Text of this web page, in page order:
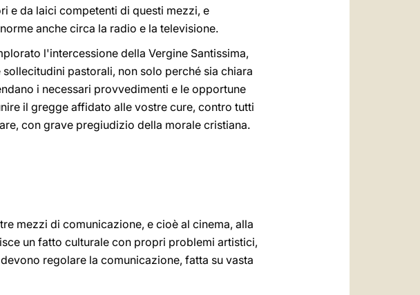
e da laici competenti di questi mezzi, e
anche circa la radio e la televisione.
l'intercessione della Vergine Santissima,
pastorali, non solo perché sia chiara
i necessari provvedimenti e le opportune
il gregge affidato alle vostre cure, contro tutti
con grave pregiudizio della morale cristiana.
mezzi di comunicazione, e cioè al cinema, alla
un fatto culturale con propri problemi artistici,
regolare la comunicazione, fatta su vasta